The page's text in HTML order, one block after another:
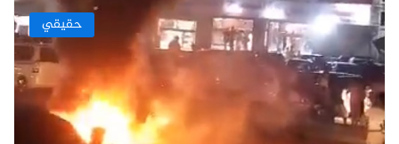
حقيقي